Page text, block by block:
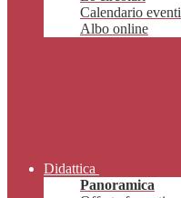
Calendario eventi
Albo online
Didattica
Panoramica